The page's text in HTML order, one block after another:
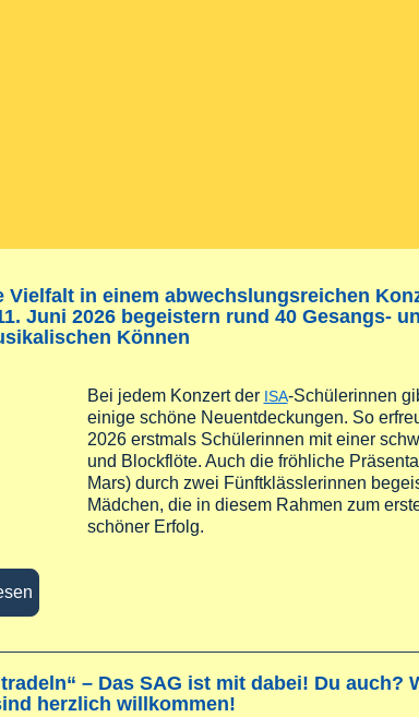
Vielfalt in einem abwechslungsreichen
Juni 2026 begeistern rund 40 Gesangs-
Können
Bei jedem Konzert der ISA-Schülerinnen
einige schöne Neuentdeckungen. So
2026 erstmals Schülerinnen mit einer
und Blockflöte. Auch die fröhliche
Mars) durch zwei Fünftklässlerinnen
Mädchen, die in diesem Rahmen zum
schöner Erfolg.
über Musikalische Vielfalt in einem
– Das SAG ist mit dabei! Du auch?
herzlich willkommen!